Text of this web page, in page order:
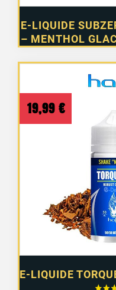
E-LIQUIDE
– MENTHOL
E-LIQUIDE
19,99 €